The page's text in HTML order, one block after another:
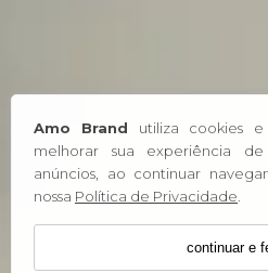
Amo Brand utiliza cookies e
melhorar sua experiência
anúncios, ao continuar
nossa Política de Privacidade
continuar e